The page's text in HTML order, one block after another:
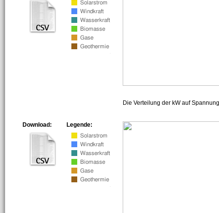
Die Verteilung der kW auf
Legende:
Download: